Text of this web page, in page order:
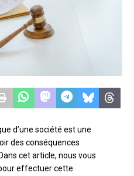
d’une société est une
des conséquences
cet article, nous vous
effectuer cette